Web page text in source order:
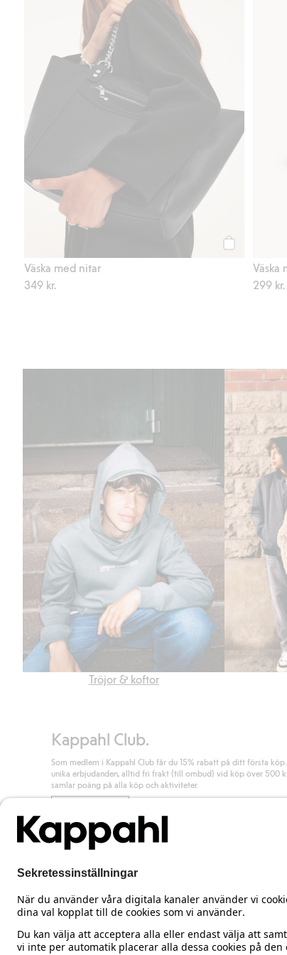
Väska med nitar
349 kr.
Väska
299 kr.
Tröjor & koftor
Kappahl Club.
Som medlem i Kappahl Club får du 15% rabatt på ditt första
unika erbjudanden, alltid fri frakt (till ombud) vid köp över 500
samlar poäng på alla köp och aktiviteter.
Sweden Ändra land